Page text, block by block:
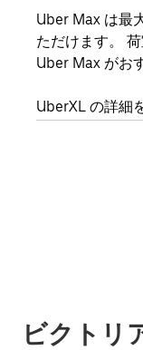
Uber Max は最
ただけます。
Uber Max がお
UberXL の詳細
ビクトリ